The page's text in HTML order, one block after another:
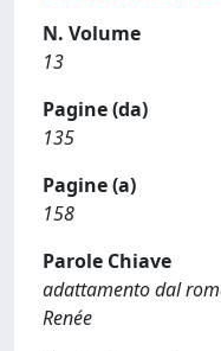
N. Volume
13
Pagine (da)
135
Pagine (a)
158
Parole Chiave
adattamento dal
Renée